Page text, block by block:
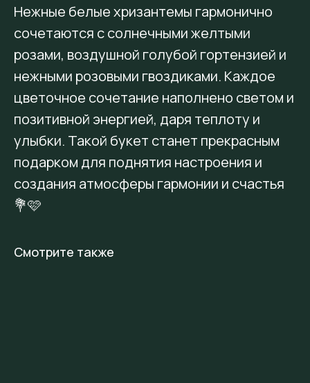
Нежные белые хризантемы гармонично
сочетаются с солнечными желтыми
розами, воздушной голубой гортензией и
нежными розовыми гвоздиками. Каждое
цветочное сочетание наполнено светом и
позитивной энергией, даря теплоту и
улыбки. Такой букет станет прекрасным
подарком для поднятия настроения и
создания атмосферы гармонии и счастья
💐🩷
Смотрите также